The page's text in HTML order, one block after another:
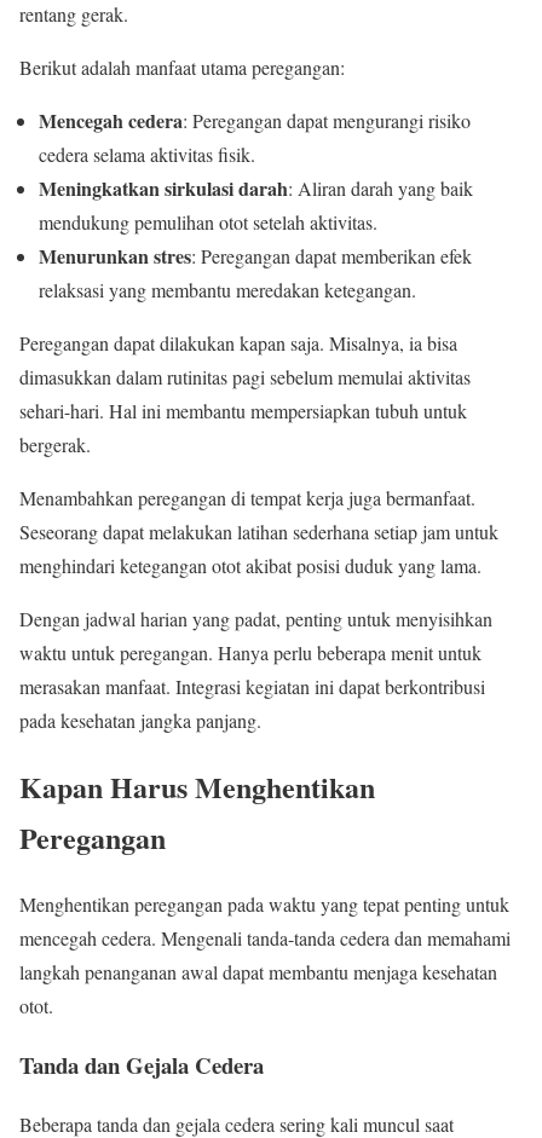
rentang gerak.
Berikut adalah manfaat utama peregangan:
Mencegah cedera: Peregangan dapat mengurangi risiko
cedera selama aktivitas fisik.
Meningkatkan sirkulasi darah: Aliran darah yang baik
mendukung pemulihan otot setelah aktivitas.
Menurunkan stres: Peregangan dapat memberikan efek
relaksasi yang membantu meredakan ketegangan.
Peregangan dapat dilakukan kapan saja. Misalnya, ia bisa
dimasukkan dalam rutinitas pagi sebelum memulai aktivitas
sehari-hari. Hal ini membantu mempersiapkan tubuh untuk
bergerak.
Menambahkan peregangan di tempat kerja juga bermanfaat.
Seseorang dapat melakukan latihan sederhana setiap jam untuk
menghindari ketegangan otot akibat posisi duduk yang lama.
Dengan jadwal harian yang padat, penting untuk menyisihkan
waktu untuk peregangan. Hanya perlu beberapa menit untuk
merasakan manfaat. Integrasi kegiatan ini dapat berkontribusi
pada kesehatan jangka panjang.
Kapan Harus Menghentikan
Peregangan
Menghentikan peregangan pada waktu yang tepat penting untuk
mencegah cedera. Mengenali tanda-tanda cedera dan memahami
langkah penanganan awal dapat membantu menjaga kesehatan
otot.
Tanda dan Gejala Cedera
Beberapa tanda dan gejala cedera sering kali muncul saat